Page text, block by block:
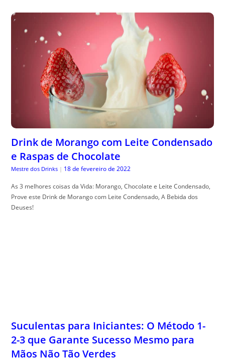
Drink de Morango com Leite Condensado
e Raspas de Chocolate
Mestre dos Drinks | 18 de fevereiro de 2022
As 3 melhores coisas da Vida: Morango, Chocolate e Leite Condensado,
Prove este Drink de Morango com Leite Condensado, A Bebida dos
Deuses!
Suculentas para Iniciantes: O Método 1-
2-3 que Garante Sucesso Mesmo para
Mãos Não Tão Verdes